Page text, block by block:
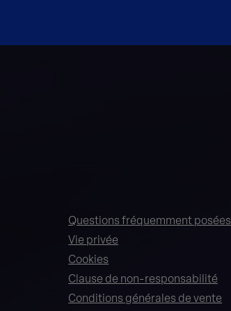
Questions fréquemment posées
Vie privée
Cookies
Clause de non-responsabilité
Conditions générales de vente